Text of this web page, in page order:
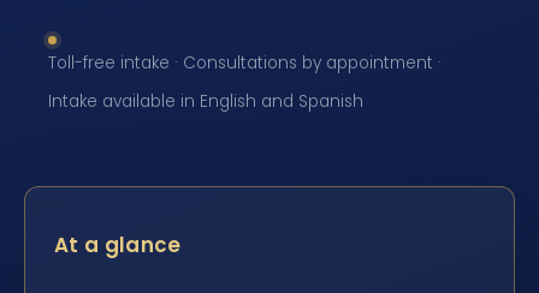
Toll-free intake · Consultations by appointment ·
Intake available in English and Spanish
At a glance